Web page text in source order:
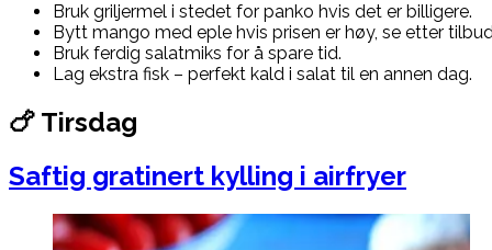
Bruk griljermel i stedet for panko hvis det er billigere.
Bytt mango med eple hvis prisen er høy, se etter
Bruk ferdig salatmiks for å spare tid.
Lag ekstra fisk – perfekt kald i salat til en annen dag.
🍗 Tirsdag
Saftig gratinert kylling i airfryer